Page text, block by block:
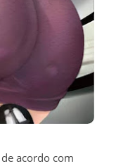
acordo com